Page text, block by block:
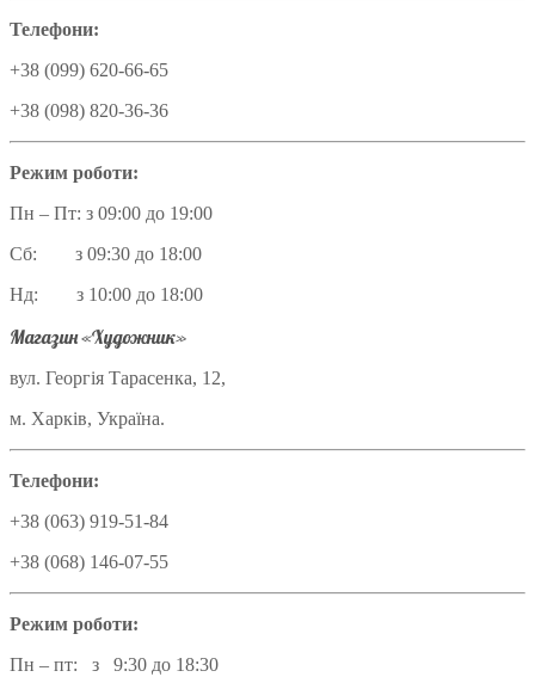
Телефони:
+38 (099) 620-66-65
+38 (098) 820-36-36
Режим роботи:
Пн – Пт: з 09:00 до 19:00
Сб: з 09:30 до 18:00
Нд: з 10:00 до 18:00
Магазин «Художник»
вул. Георгія Тарасенка, 12,
м. Харків, Україна.
Телефони:
+38 (063) 919-51-84
+38 (068) 146-07-55
Режим роботи:
Пн – пт: з 9:30 до 18:30